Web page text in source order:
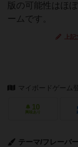
版の可能性はほ
ームです。
上
マイボードゲーム
10
興味あり
テーマ/フレーバー